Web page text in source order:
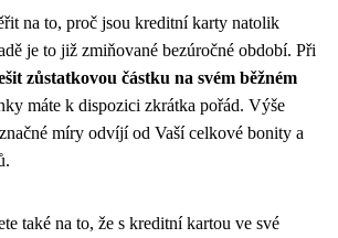
na to, proč jsou kreditní karty natolik
je to již zmiňované bezúročné období. Při
zůstatkovou částku na svém běžném
máte k dispozici zkrátka pořád. Výše
míry odvíjí od Vaší celkové bonity a
také na to, že s kreditní kartou ve své